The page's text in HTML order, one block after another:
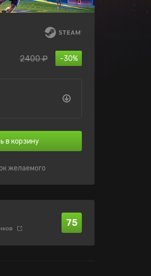
-30%
2400 ₽
в корзину
желаемого
75